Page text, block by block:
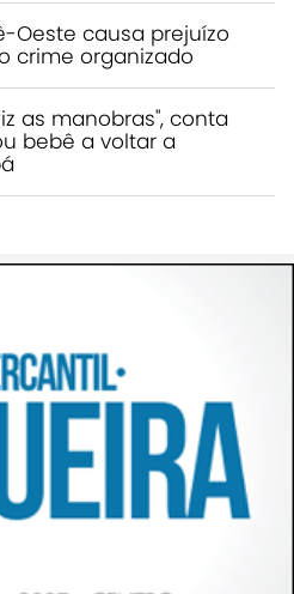
Oeste causa prejuízo
crime organizado
as manobras", conta
bebê a voltar a